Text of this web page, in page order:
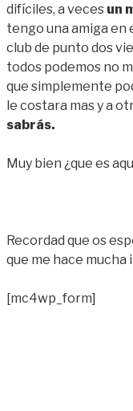
difíciles, a veces un
tengo una amiga en
club de punto dos
todos podemos no
que simplemente
le costara mas y a
sabrás.
Muy bien ¿que es
Recordad que os
que me hace mucha
[mc4wp_form]